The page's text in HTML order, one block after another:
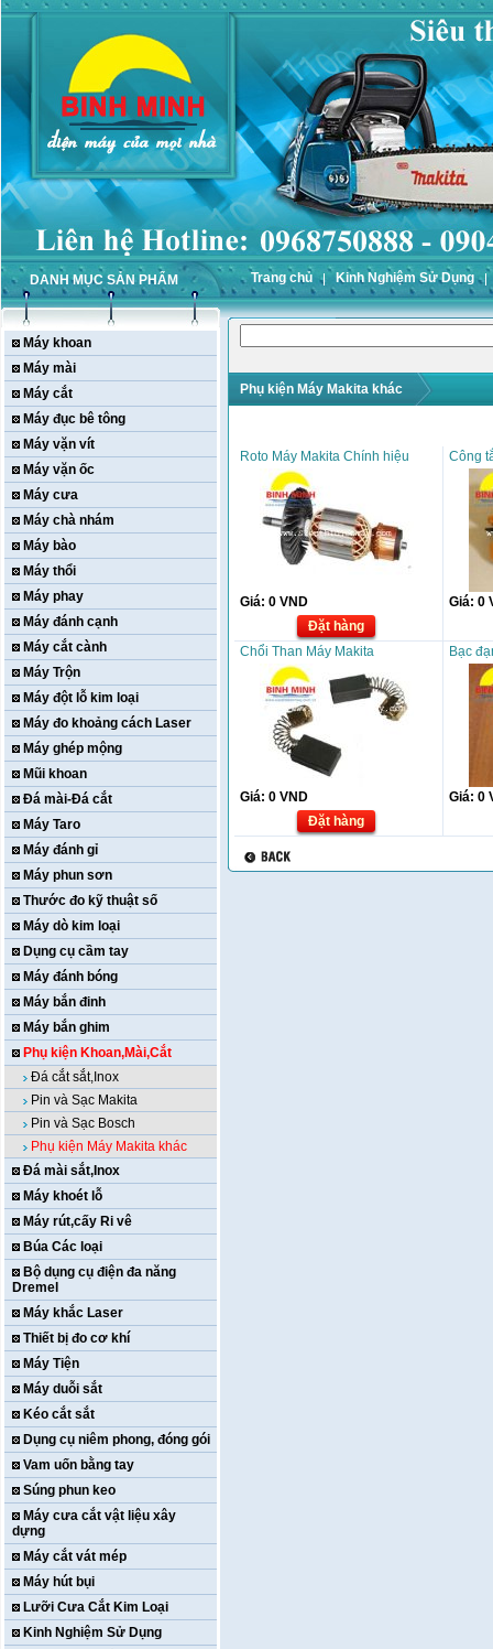
DANH MỤC SẢN PHẨM Trang chủ Kinh Nghiệm Sử Dụng
Máy khoan
Máy mài
Máy cắt
Máy đục bê tông
Máy vặn vít
Máy vặn ốc
Máy cưa
Máy chà nhám
Máy bào
Máy thổi
Máy phay
Máy đánh cạnh
Máy cắt cành
Máy Trộn
Máy đột lỗ kim loại
Máy đo khoảng cách Laser
Máy ghép mộng
Mũi khoan
Đá mài-Đá cắt
Máy Taro
Máy đánh gỉ
Máy phun sơn
Thước đo kỹ thuật số
Máy dò kim loại
Dụng cụ cầm tay
Máy đánh bóng
Máy bắn đinh
Máy bắn ghim
Phụ kiện Khoan,Mài,Cắt
Đá cắt sắt,Inox
Pin và Sạc Makita
Pin và Sạc Bosch
Phụ kiện Máy Makita khác
Đá mài sắt,Inox
Máy khoét lỗ
Máy rút,cấy Ri vê
Búa Các loại
Bộ dụng cụ điện đa năng
Dremel
Máy khắc Laser
Thiết bị đo cơ khí
Máy Tiện
Máy duỗi sắt
Kéo cắt sắt
Dụng cụ niêm phong, đóng gói
Vam uốn bằng tay
Súng phun keo
Máy cưa cắt vật liệu xây
dựng
Máy cắt vát mép
Máy hút bụi
Lưỡi Cưa Cắt Kim Loại
Kinh Nghiệm Sử Dụng
Phụ kiện Máy Makita khác
Roto Máy Makita Chính hiệu
Giá: 0 VND
Đặt hàng
Công
Giá: 0
Chổi Than Máy Makita
Giá: 0 VND
Đặt hàng
Bạc
Giá: 0